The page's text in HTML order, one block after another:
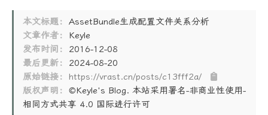
本文标题：
AssetBundle生成配置文件关系分析
文章作者：
Keyle
发布时间：
2016-12-08
最后更新：
2024-08-20
原始链接：
https://vrast.cn/posts/c13fff2a/
版权声明：
©Keyle's Blog. 本站采用署名-非商业性使用-
相同方式共享 4.0 国际进行许可